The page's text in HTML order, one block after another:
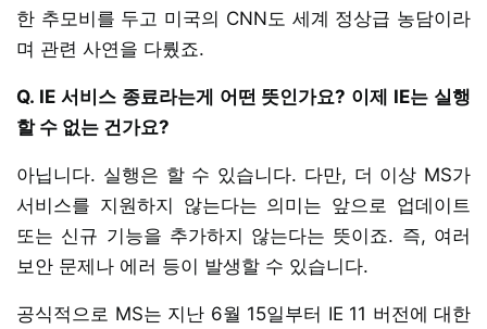
한 추모비를 두고 미국의 CNN도 세계 정상급 농담이라
며 관련 사연을 다뤘죠.
Q. IE 서비스 종료라는게 어떤 뜻인가요? 이제 IE는 실행
할 수 없는 건가요?
아닙니다. 실행은 할 수 있습니다. 다만, 더 이상 MS가
서비스를 지원하지 않는다는 의미는 앞으로 업데이트
또는 신규 기능을 추가하지 않는다는 뜻이죠. 즉, 여러
보안 문제나 에러 등이 발생할 수 있습니다.
공식적으로 MS는 지난 6월 15일부터 IE 11 버전에 대한